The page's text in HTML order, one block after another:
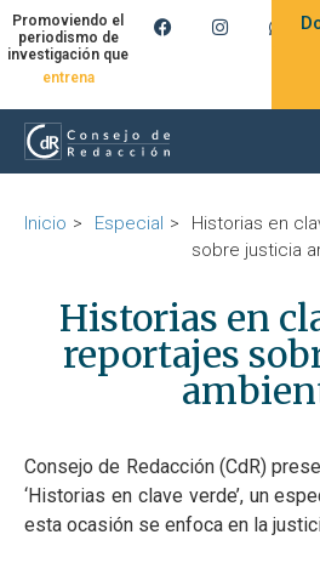
Promoviendo el
periodismo de
investigación que
entrena
Inicio Especial
Historias en
sobre justicia
Historias en
reportajes
Consejo de Redacción (CdR)
‘Historias en clave verde’, un
esta ocasión se enfoca en la